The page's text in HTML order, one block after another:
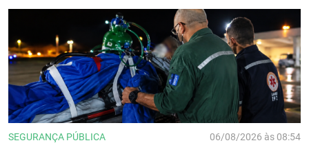
SEGURANÇA PÚBLICA 06/08/2026 às 08:54